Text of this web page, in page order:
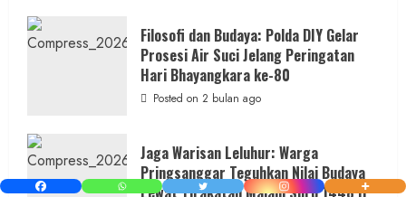
Filosofi dan Budaya: Polda DIY Gelar
Prosesi Air Suci Jelang Peringatan
Hari Bhayangkara ke-80
Posted on 2 bulan ago
Jaga Warisan Leluhur: Warga
Pringsanggar Teguhkan Nilai Budaya
Lewat Tirakatan Malam Suro 1448 H